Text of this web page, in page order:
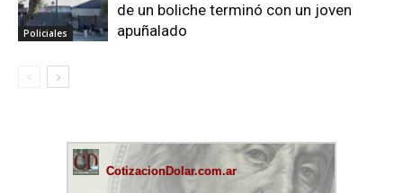
Policiales
de un boliche terminó con un joven
apuñalado